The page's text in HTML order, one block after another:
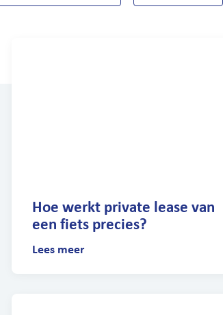
Hoe werkt private lease van
een fiets precies?
Lees meer